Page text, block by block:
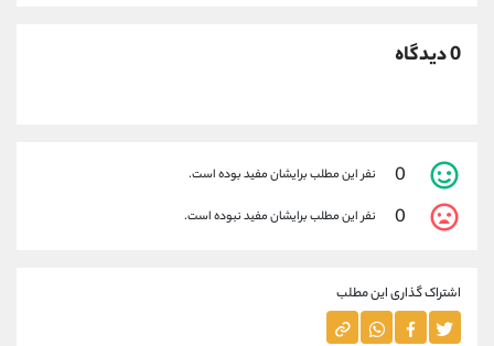
0 دیدگاه
0 نفر این مطلب برایشان مفید بوده است.
0 نفر این مطلب برایشان مفید نبوده است.
اشتراک گذاری این مطلب